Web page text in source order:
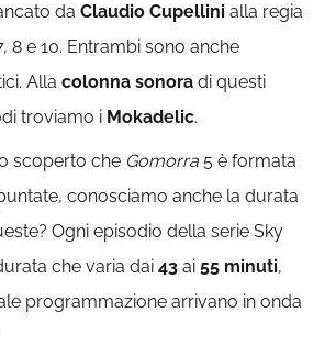
daClaudio Cupellinialla regia
8 e 10. Entrambi sono anche
Allacolonna sonoradi questi
troviamo i Mokadelic.
scoperto che Gomorra5 è formata
conosciamo anche la durata
Ogni episodio della serie Sky
che varia dai43ai 55 minuti,
programmazione arrivano in onda